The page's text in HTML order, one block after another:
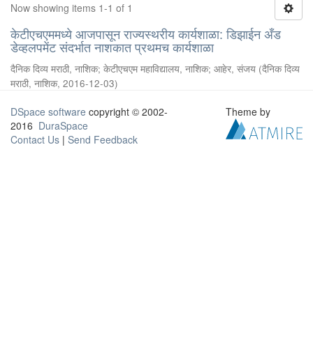
Now showing items 1-1 of 1
केटीएचएममध्ये आजपासून राज्यस्थरीय कार्यशाळा: डिझाईन अँड
डेव्हलपमेंट संदर्भात नाशकात प्रथमच कार्यशाळा
दैनिक दिव्य मराठी, नाशिक; केटीएचएम महाविद्यालय, नाशिक; आहेर, संजय (दैनिक दिव्य
मराठी, नाशिक, 2016-12-03)
DSpace software copyright © 2002-
2016 DuraSpace
Contact Us | Send Feedback
Theme by